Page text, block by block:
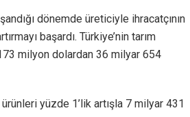
dönemde üreticiyle ihracatçının
başardı. Türkiye’nin tarım
milyon dolardan 36 milyar 654
yüzde 1’lik artışla 7 milyar 431